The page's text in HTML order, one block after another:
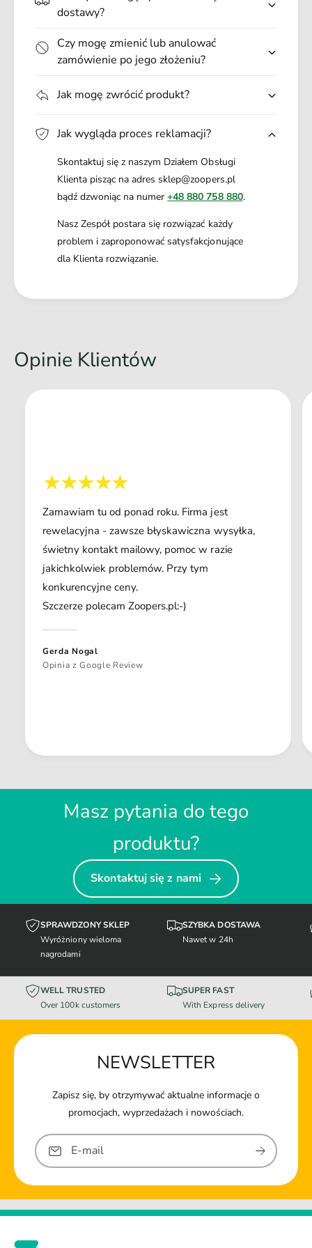
dostawy?
Czy mogę zmienić lub anulować
zamówienie po jego złożeniu?
Jak mogę zwrócić produkt?
Jak wygląda proces reklamacji?
Skontaktuj się z naszym Działem Obsługi
Klienta pisząc na adres sklep@zoopers.pl
bądź dzwoniąc na numer+48 880 758 880.
Nasz Zespół postara się rozwiązać każdy
problem i zaproponować satysfakcjonujące
dla Klienta rozwiązanie.
Opinie Klientów
Zamawiam tu od ponad roku. Firma jest
rewelacyjna - zawsze błyskawiczna wysyłka,
świetny kontakt mailowy, pomoc w razie
jakichkolwiek problemów. Przy tym
konkurencyjne ceny.
Szczerze polecam Zoopers.pl:-)
Gerda Nogal
Opinia z Google Review
Masz pytania do tego
produktu?
Skontaktuj się z nami
SPRAWDZONY SKLEP
Wyróżniony wieloma
nagrodami
SZYBKA DOSTAWA
Nawet w 24h
WELL TRUSTED
Over 100k customers
SUPER FAST
With Express delivery
NEWSLETTER
Zapisz się, by otrzymywać aktualne informacje o
promocjach, wyprzedażach i nowościach.
E-mail